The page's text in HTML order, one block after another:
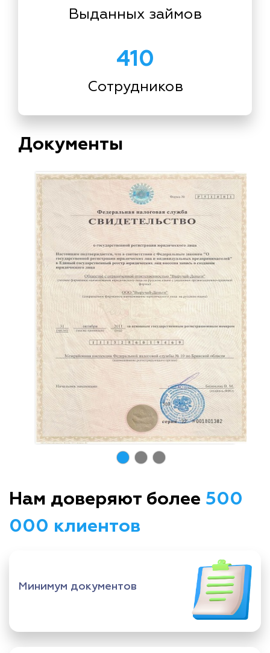
Выданных займов
410
Сотрудников
Документы
Нам доверяют более 500
000 клиентов
Минимум документов